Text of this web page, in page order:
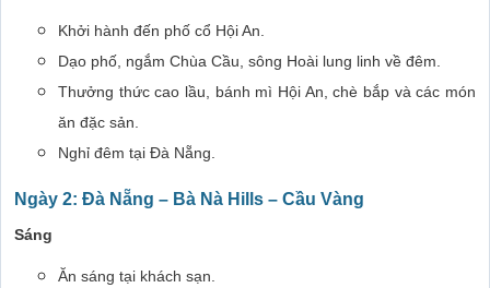
Khởi hành đến phố cổ Hội An.
Dạo phố, ngắm Chùa Cầu, sông Hoài lung linh về đêm.
Thưởng thức cao lầu, bánh mì Hội An, chè bắp và các món
ăn đặc sản.
Nghỉ đêm tại Đà Nẵng.
Ngày 2: Đà Nẵng – Bà Nà Hills – Cầu Vàng
Sáng
Ăn sáng tại khách sạn.